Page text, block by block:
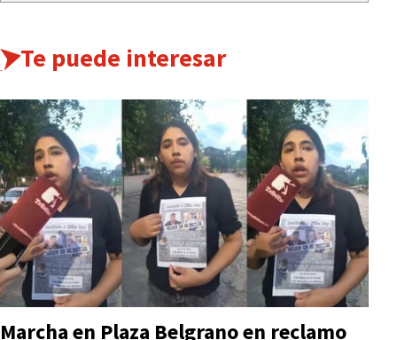
Te puede interesar
Marcha en Plaza Belgrano en reclamo